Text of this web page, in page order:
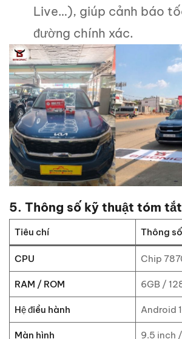
Live…), giúp cảnh báo
đường chính xác.
5. Thông số kỹ thuật tóm tắt
Tiêu chí Thông
CPU Chip
RAM / ROM 6GB /
Hệ điều hành Android
Màn hình
9.5 inch